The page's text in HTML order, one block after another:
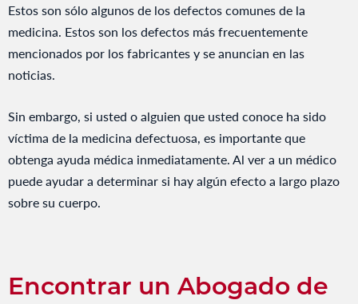
Estos son sólo algunos de los defectos comunes de la
medicina. Estos son los defectos más frecuentemente
mencionados por los fabricantes y se anuncian en las
noticias.
Sin embargo, si usted o alguien que usted conoce ha sido
víctima de la medicina defectuosa, es importante que
obtenga ayuda médica inmediatamente. Al ver a un médico
puede ayudar a determinar si hay algún efecto a largo plazo
sobre su cuerpo.
Encontrar un Abogado de